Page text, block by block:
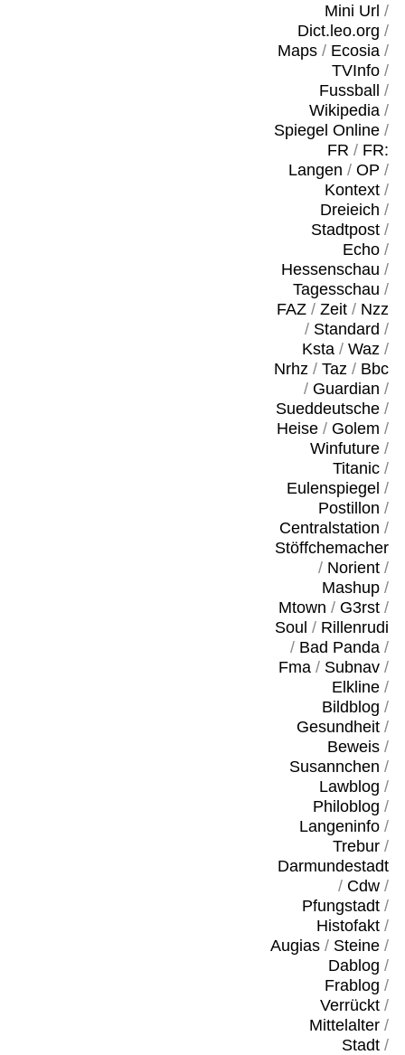
Mini Url /
Dict.leo.org /
Maps/ Ecosia/
TVInfo/
Fussball
/
Wikipedia/
Spiegel Online/
FR / FR:
Langen / OP /
Kontext/
Dreieich /
Stadtpost/
Echo/
Hessenschau /
Tagesschau /
FAZ/ Zeit/ Nzz
/ Standard /
Ksta/ Waz/
Nrhz/ Taz/ Bbc
/ Guardian /
Sueddeutsche/
Heise/ Golem /
Winfuture/
Titanic/
Eulenspiegel /
Postillon /
Centralstation /
Stöffchemacher
/ Norient/
Mashup/
Mtown / G3rst/
Soul / Rillenrudi
/ Bad Panda/
Fma/ Subnav/
Elkline/
Bildblog /
Gesundheit/
Beweis/
Susannchen /
Lawblog /
Philoblog /
Langeninfo/
Trebur/
Darmundestadt
/ Cdw/
Pfungstadt/
Histofakt/
Augias/ Steine/
Dablog /
Frablog /
Verrückt/
Mittelalter/
Stadt/